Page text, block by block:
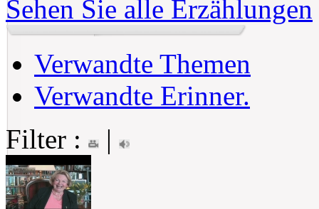
Sehen Sie alle Erzählungen
Verwandte Themen
Verwandte Erinner.
Filter :
|